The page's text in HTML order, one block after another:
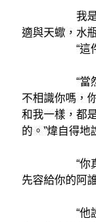
我是雙魚
適與天蠍，水
“這件事不
“當然沒有
不相識你嗎，
和我一樣，都
的。”煒自得
“你真把
先容給你的阿
“他設法主